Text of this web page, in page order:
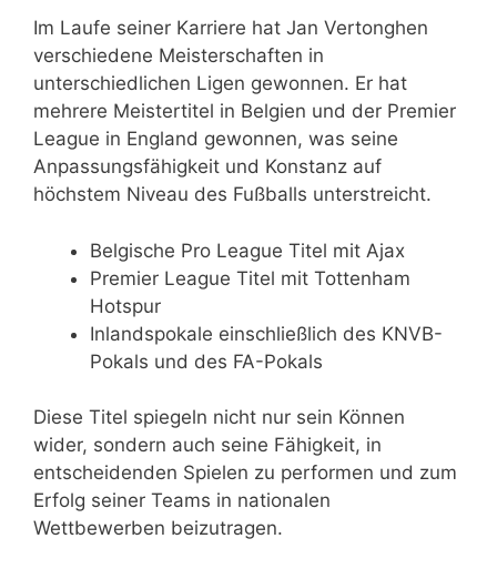
Im Laufe seiner Karriere hat Jan Vertonghen
verschiedene Meisterschaften in
unterschiedlichen Ligen gewonnen. Er hat
mehrere Meistertitel in Belgien und der Premier
League in England gewonnen, was seine
Anpassungsfähigkeit und Konstanz auf
höchstem Niveau des Fußballs unterstreicht.
Belgische Pro League Titel mit Ajax
Premier League Titel mit Tottenham
Hotspur
Inlandspokale einschließlich des KNVB-
Pokals und des FA-Pokals
Diese Titel spiegeln nicht nur sein Können
wider, sondern auch seine Fähigkeit, in
entscheidenden Spielen zu performen und zum
Erfolg seiner Teams in nationalen
Wettbewerben beizutragen.